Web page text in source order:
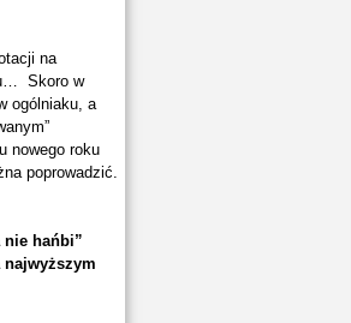
na
Skoro w
ogólniaku, a
nowego roku
poprowadzić.
nie hańbi”